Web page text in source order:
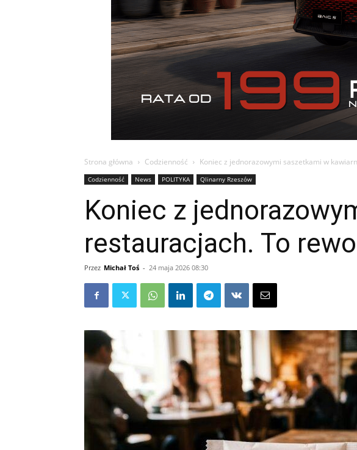
Strona główna Codzienność Koniec z jednorazowymi saszetkami w
Codzienność News POLITYKA Qlinarny Rzeszów
Koniec z
restauracjach. To
Przez Michał Toś - 24 maja 2026 08:30